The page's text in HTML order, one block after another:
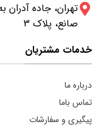
تهران، جاده آدران
صانع، پلاک 3
خدمات مشتریان
درباره ما
تماس باما
پیگیری و سفارشات